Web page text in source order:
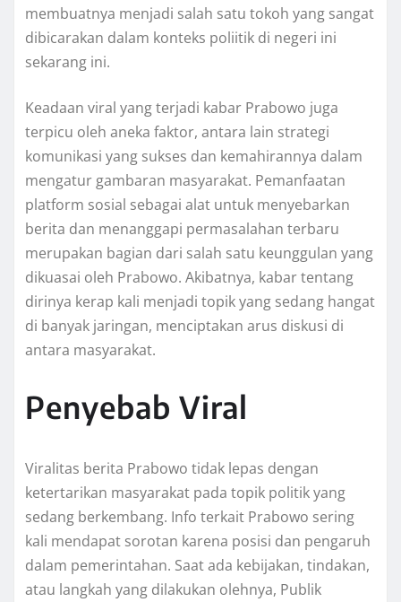
membuatnya menjadi salah satu tokoh yang sangat
dibicarakan dalam konteks poliitik di negeri ini
sekarang ini.
Keadaan viral yang terjadi kabar Prabowo juga
terpicu oleh aneka faktor, antara lain strategi
komunikasi yang sukses dan kemahirannya dalam
mengatur gambaran masyarakat. Pemanfaatan
platform sosial sebagai alat untuk menyebarkan
berita dan menanggapi permasalahan terbaru
merupakan bagian dari salah satu keunggulan yang
dikuasai oleh Prabowo. Akibatnya, kabar tentang
dirinya kerap kali menjadi topik yang sedang hangat
di banyak jaringan, menciptakan arus diskusi di
antara masyarakat.
Penyebab Viral
Viralitas berita Prabowo tidak lepas dengan
ketertarikan masyarakat pada topik politik yang
sedang berkembang. Info terkait Prabowo sering
kali mendapat sorotan karena posisi dan pengaruh
dalam pemerintahan. Saat ada kebijakan, tindakan,
atau langkah yang dilakukan olehnya, Publik